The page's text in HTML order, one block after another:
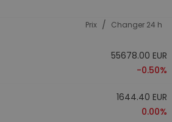
Prix / Changer 24 h
55678.00 EUR
-0.50%
1644.40 EUR
0.00%